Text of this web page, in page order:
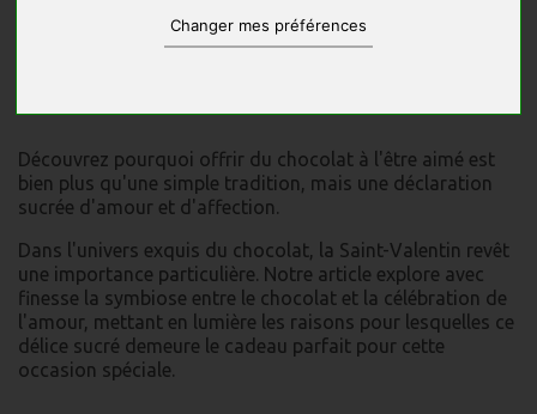
Changer mes préférences
Découvrez pourquoi offrir du chocolat à l'être aimé est
bien plus qu'une simple tradition, mais une déclaration
sucrée d'amour et d'affection.
Dans l'univers exquis du chocolat, la Saint-Valentin revêt
une importance particulière. Notre article explore avec
finesse la symbiose entre le chocolat et la célébration de
l'amour, mettant en lumière les raisons pour lesquelles ce
délice sucré demeure le cadeau parfait pour cette
occasion spéciale.